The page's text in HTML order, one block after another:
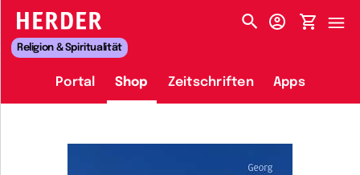
HERDER-MENÜ
Religion & Spiritualität
Portal Shop Zeitschriften Apps